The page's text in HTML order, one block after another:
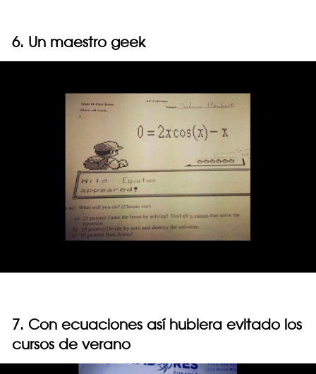
6. Un maestro geek
7. Con ecuaciones así hubiera evitado los
cursos de verano